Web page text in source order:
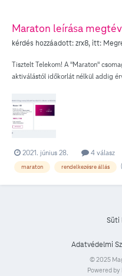
Maraton leírása
kérdés hozzáadott:zrx8, itt:
Tisztelt Telekom! A "Maraton"
aktiválástól időkorlát nélkül addig
mivel az adatmennyiség
1 évig tart maximum. Régen, a
ezen később változtattak, anélkül,
Hiába töltöm fel az egy év alatt újra
meghosszabbítva ezzel a SIM-
csomag rendelkezésre állási ideje
hogy a maraton "a sikeres
nem fogy az 5 GB vagy ameddig
2021. június 28. 4 válasz
maraton rendelkezésre állás
Süti
Adatvédelmi
© 2025
Powered